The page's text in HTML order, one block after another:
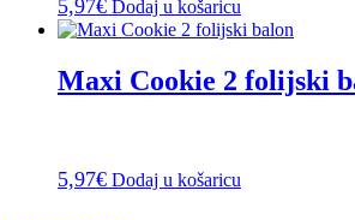
5,97€ Dodaj u košaricu
Maxi Cookie 2 folijski
5,97€ Dodaj u košaricu